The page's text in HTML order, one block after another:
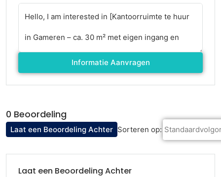
Informatie Aanvragen
0 Beoordeling
Sorteren op:
Laat een Beoordeling Achter
Laat een Beoordeling Achter